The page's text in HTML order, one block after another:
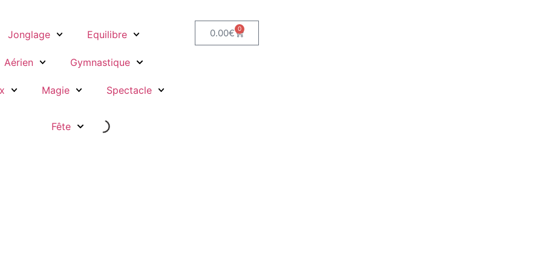
Jonglage Equilibre
Aérien Gymnastique
Magie Spectacle
Fête
0.00€ 0